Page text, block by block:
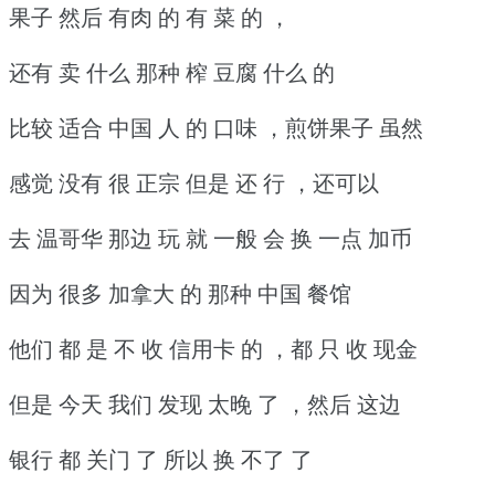
果子 然后 有肉 的 有 菜 的 ，
还有 卖 什么 那种 榨 豆腐 什么 的
比较 适合 中国 人 的 口味 ，煎饼果子 虽然
感觉 没有 很 正宗 但是 还 行 ，还可以
去 温哥华 那边 玩 就 一般 会 换 一点 加币
因为 很多 加拿大 的 那种 中国 餐馆
他们 都 是 不 收 信用卡 的 ，都 只 收 现金
但是 今天 我们 发现 太晚 了 ，然后 这边
银行 都 关门 了 所以 换 不了 了